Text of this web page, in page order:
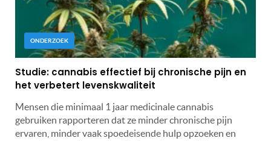
ONDERZOEK
Studie: cannabis effectief bij chronische pijn en
het verbetert levenskwaliteit
Mensen die minimaal 1 jaar medicinale cannabis
gebruiken rapporteren dat ze minder chronische pijn
ervaren, minder vaak spoedeisende hulp opzoeken en